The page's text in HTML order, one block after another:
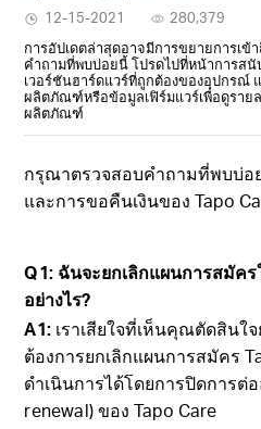
12-15-2021
280,379
การอัปเดตล่าสุดอาจมีการขยายการเข้
คำถามที่พบบ่อยนี้ โปรดไปที่หน้าการ
เวอร์ชันฮาร์ดแวร์ที่ถูกต้องของอุปกรณ์
ผลิตภัณฑ์หรือข้อมูลเฟิร์มแวร์เพื่อดูรายล
ผลิตภัณฑ์
กรุณาตรวจสอบคำถามที่พบบ่อ
และการขอคืนเงินของ Tapo
Q1: ฉันจะยกเลิกแผนการสมัคร
อย่างไร?
A1: เราเสียใจที่เห็นคุณตัดสินใ
ต้องการยกเลิกแผนการสมัคร
ดำเนินการได้โดยการปิดการต่
renewal)ของ Tapo Care